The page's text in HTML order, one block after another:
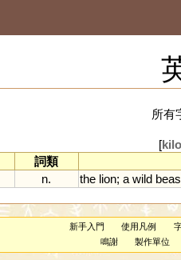
所有
[
詞類
n. the lion; a wild
新手入門 使用凡例
鳴謝
製作單位